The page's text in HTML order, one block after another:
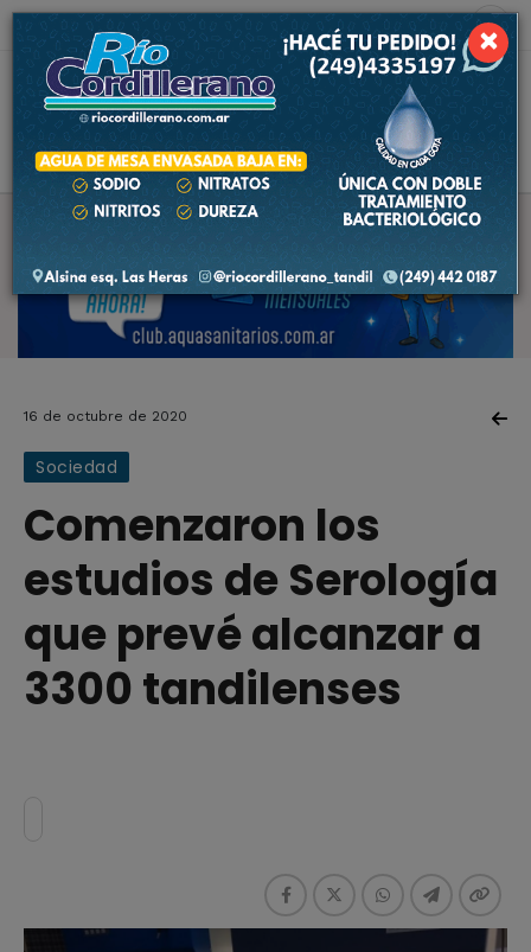
5.7 ºC
16 de octubre de 2020
Sociedad
Comenzaron los
estudios de Serología
que prevé alcanzar a
3300 tandilenses
×